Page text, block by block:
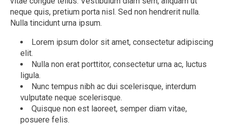
neque quis, pretium porta nisl. Sed non hendrerit nulla.
Nulla tincidunt urna ipsum.
Lorem ipsum dolor sit amet, consectetur adipiscing
elit.
Nulla non erat porttitor, consectetur urna ac, luctus
ligula.
Nunc tempus nibh ac dui scelerisque, interdum
vulputate neque scelerisque.
Quisque non est laoreet, semper diam vitae,
posuere felis.